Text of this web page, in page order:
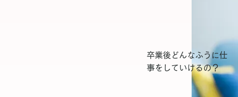
卒業後どんなふうに仕
事をしていけるの？